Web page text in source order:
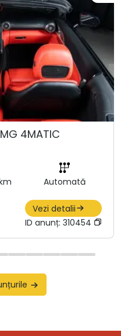
4MATIC
Automată
Vezi detalii
ID anunț: 310454